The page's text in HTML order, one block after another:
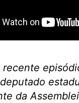
recente
da